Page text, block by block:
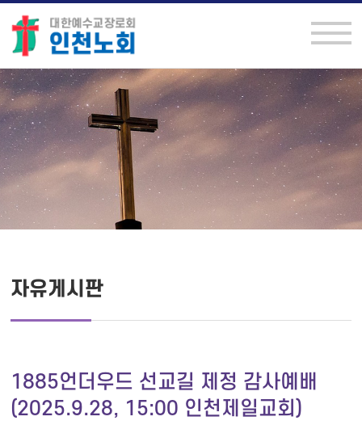
자유게시판
1885언더우드 선교길 제정 감사예배
(2025.9.28, 15:00 인천제일교회)